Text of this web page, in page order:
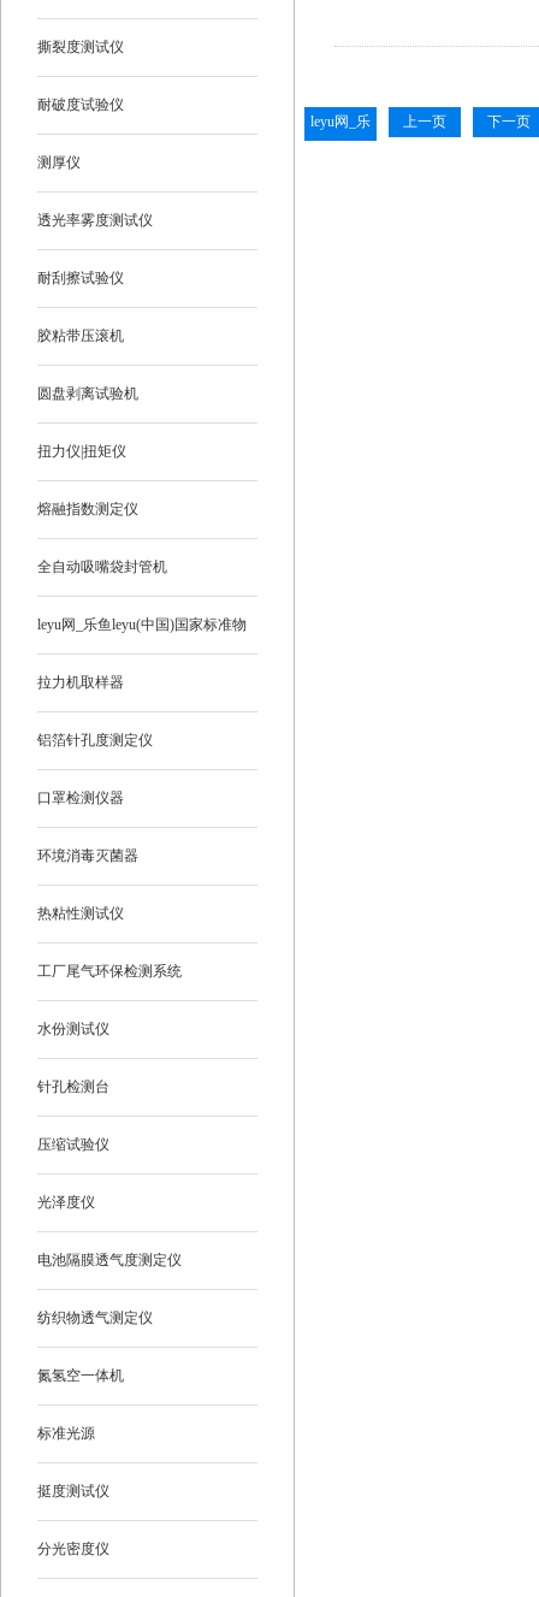
撕裂度测试仪
耐破度试验仪
测厚仪
透光率雾度测试仪
耐刮擦试验仪
胶粘带压滚机
圆盘剥离试验机
扭力仪|扭矩仪
熔融指数测定仪
全自动吸嘴袋封管机
leyu网_乐鱼leyu(中国)国家标准物
质
拉力机取样器
铝箔针孔度测定仪
口罩检测仪器
环境消毒灭菌器
热粘性测试仪
工厂尾气环保检测系统
水份测试仪
针孔检测台
压缩试验仪
光泽度仪
电池隔膜透气度测定仪
纺织物透气测定仪
氮氢空一体机
标准光源
挺度测试仪
分光密度仪
leyu网_乐
上一页 下一页